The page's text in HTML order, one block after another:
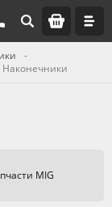
Наконечники
MIG